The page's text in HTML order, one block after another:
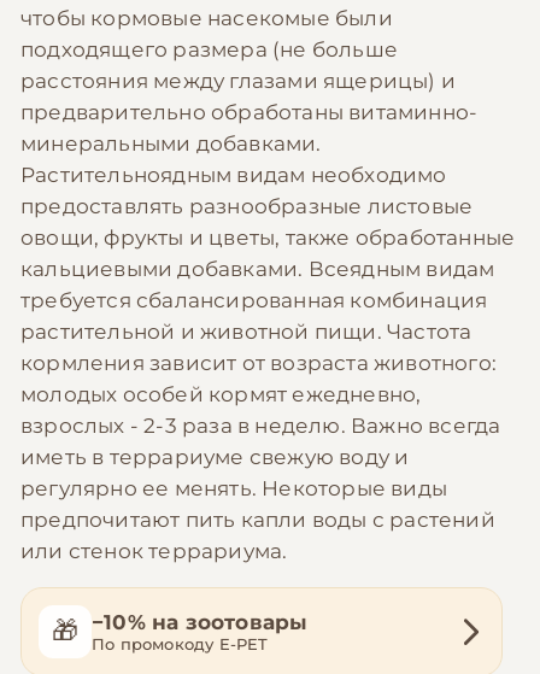
чтобы кормовые насекомые были
подходящего размера (не больше
расстояния между глазами ящерицы) и
предварительно обработаны витаминно-
минеральными добавками.
Растительноядным видам необходимо
предоставлять разнообразные листовые
овощи, фрукты и цветы, также обработанные
кальциевыми добавками. Всеядным видам
требуется сбалансированная комбинация
растительной и животной пищи. Частота
кормления зависит от возраста животного:
молодых особей кормят ежедневно,
взрослых - 2-3 раза в неделю. Важно всегда
иметь в террариуме свежую воду и
регулярно ее менять. Некоторые виды
предпочитают пить капли воды с растений
или стенок террариума.
🎁 −10% на зоотовары
По промокоду E-PET